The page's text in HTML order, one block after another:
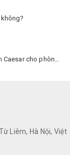
Kinh nghiệm chọn mua thiết bị vệ sinh Caesar cho phòng trọ
Liêm, Hà Nội, Việt